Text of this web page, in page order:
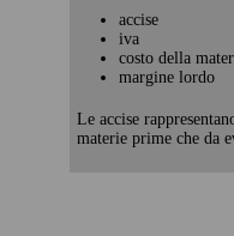
accise
iva
costo della
margine lordo
Le accise
materie prime che da